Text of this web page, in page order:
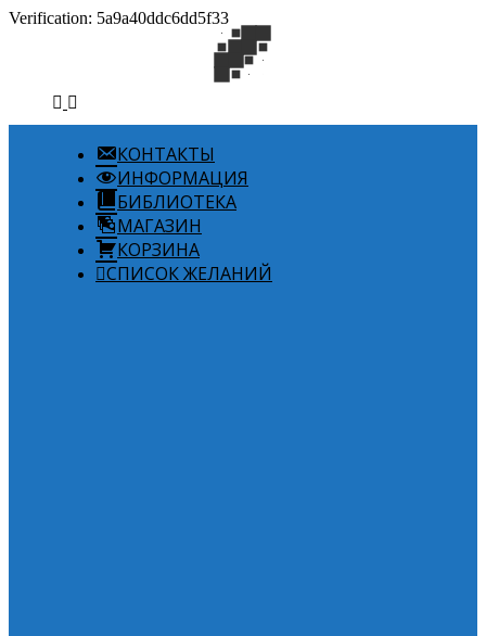
Verification: 5a9a40ddc6dd5f33
КОНТАКТЫ
ИНФОРМАЦИЯ
БИБЛИОТЕКА
МАГАЗИН
КОРЗИНА
СПИСОК ЖЕЛАНИЙ